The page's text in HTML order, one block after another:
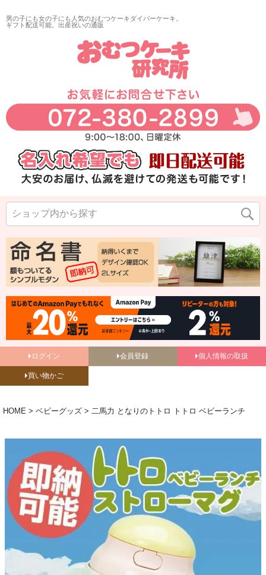
男の子にも女の子にも人気のおむつケーキダイパーケーキ。
ギフト配送可能。出産祝いの通販
ログイン 会員登録 個人情報の取扱
買い物かご
HOME ベビーグッズ 二馬力 となりのトトロ トトロ ベビーランチ